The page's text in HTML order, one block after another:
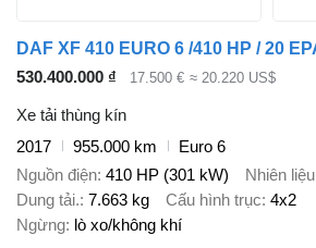
530.400.000 ₫ 17.500 € ≈ 20.220 US$
Xe tải thùng kín
2017
955.000 km
Euro 6
Nguồn điện 410 HP (301 kW) Nhiên liệu
Dung tải. 7.663 kg Cấu hình trục 4x2
Ngừng lò xo/không khí